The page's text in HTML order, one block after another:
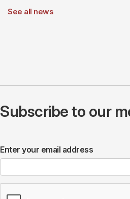
See all news
Subscribe to our
Enter your email address